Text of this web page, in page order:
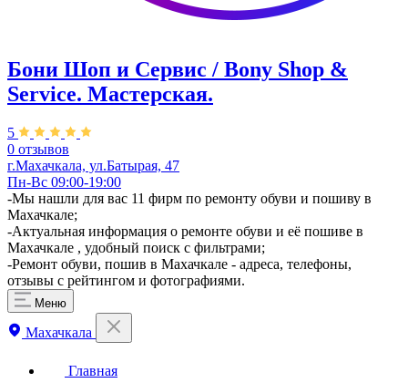
Бони Шоп и Сервис / Bony Shop &
Service. ​Мастерская.
5
0 отзывов
г.Махачкала, ул.​Батырая, 47
Пн-Вс 09:00-19:00
-Мы нашли для вас 11 фирм по ремонту обуви и пошиву в
Махачкале;
-Актуальная информация о ремонте обуви и её пошиве в
Махачкале , удобный поиск с фильтрами;
-Ремонт обуви, пошив в Махачкале - адреса, телефоны,
отзывы с рейтингом и фотографиями.
Меню
Махачкала
Главная